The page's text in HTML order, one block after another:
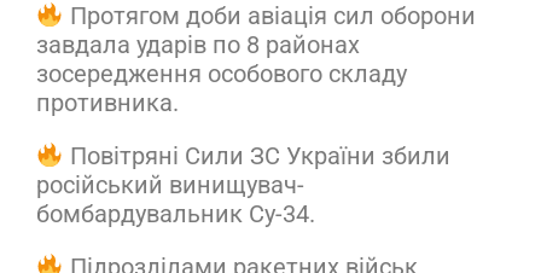
Протягом доби авіація сил оборони
завдала ударів по 8 районах
зосередження особового складу
противника.
Повітряні Сили ЗС України збили
російський винищувач-
бомбардувальник Су-34.